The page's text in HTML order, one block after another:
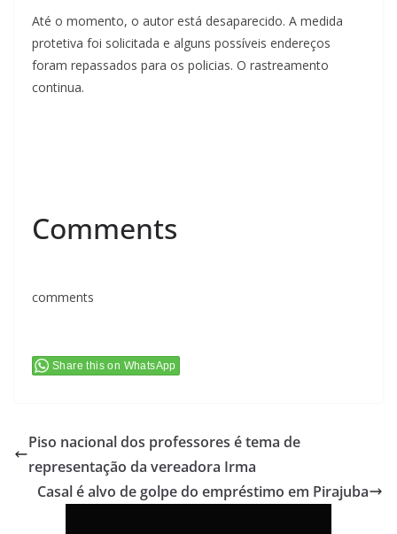
Até o momento, o autor está desaparecido. A medida
protetiva foi solicitada e alguns possíveis endereços
foram repassados para os policias. O rastreamento
continua.
Comments
comments
Share this on WhatsApp
Piso nacional dos professores é tema de
representação da vereadora Irma
Casal é alvo de golpe do empréstimo em Pirajuba